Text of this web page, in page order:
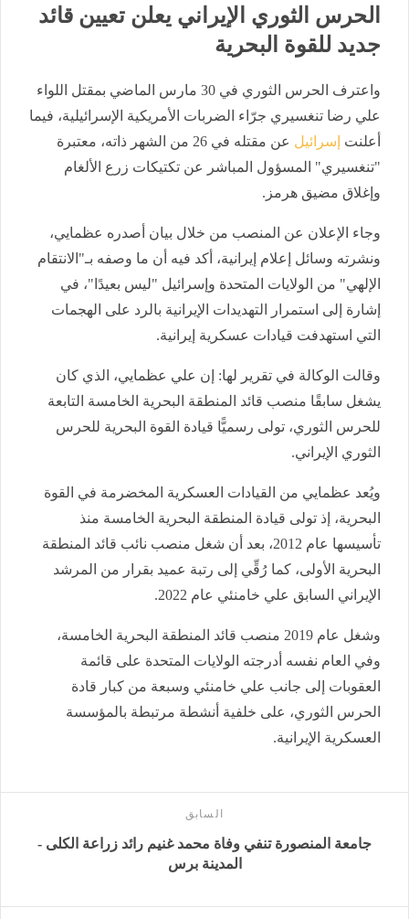
الحرس الثوري الإيراني يعلن تعيين قائد
جديد للقوة البحرية
واعترف الحرس الثوري في 30 مارس الماضي بمقتل اللواء
علي رضا تنغسيري جرّاء الضربات الأمريكية الإسرائيلية، فيما
أعلنت إسرائيل
عن مقتله في 26 من الشهر ذاته، معتبرة
"تنغسيري" المسؤول المباشر عن تكتيكات زرع الألغام
وإغلاق مضيق هرمز.
وجاء الإعلان عن المنصب من خلال بيان أصدره عظمايي،
ونشرته وسائل إعلام إيرانية، أكد فيه أن ما وصفه بـ"الانتقام
الإلهي" من الولايات المتحدة وإسرائيل "ليس بعيدًا"، في
إشارة إلى استمرار التهديدات الإيرانية بالرد على الهجمات
التي استهدفت قيادات عسكرية إيرانية.
وقالت الوكالة في تقرير لها: إن علي عظمايي، الذي كان
يشغل سابقًا منصب قائد المنطقة البحرية الخامسة التابعة
للحرس الثوري، تولى رسميًّا قيادة القوة البحرية للحرس
الثوري الإيراني.
ويُعد عظمايي من القيادات العسكرية المخضرمة في القوة
البحرية، إذ تولى قيادة المنطقة البحرية الخامسة منذ
تأسيسها عام 2012، بعد أن شغل منصب نائب قائد المنطقة
البحرية الأولى، كما رُقِّي إلى رتبة عميد بقرار من المرشد
الإيراني السابق علي خامنئي عام 2022.
وشغل عام 2019 منصب قائد المنطقة البحرية الخامسة،
وفي العام نفسه أدرجته الولايات المتحدة على قائمة
العقوبات إلى جانب علي خامنئي وسبعة من كبار قادة
الحرس الثوري، على خلفية أنشطة مرتبطة بالمؤسسة
العسكرية الإيرانية.
السابق
جامعة المنصورة تنفي وفاة محمد غنيم رائد زراعة الكلى -
المدينة برس